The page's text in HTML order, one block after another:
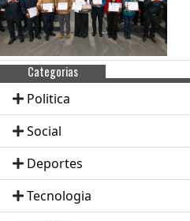
Categorias
Politica
Social
Deportes
Tecnologia